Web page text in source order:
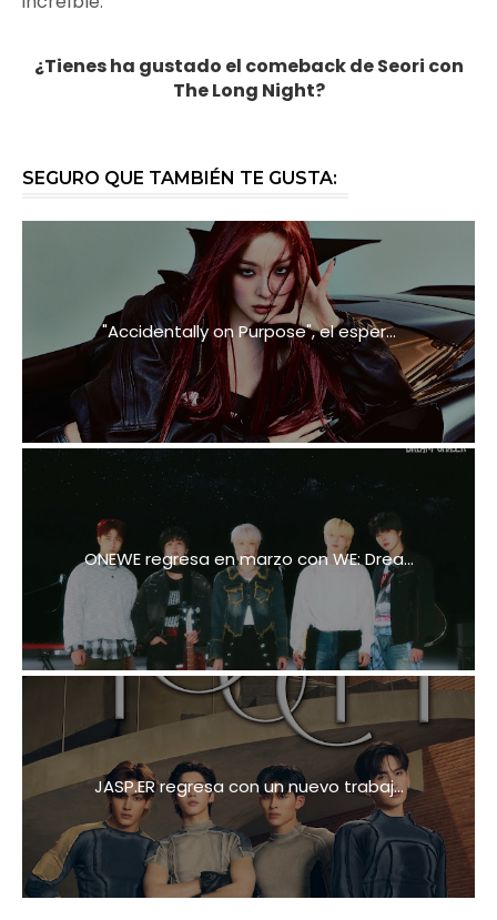
¿Tienes ha gustado el comeback de Seori con
The Long Night?
SEGURO QUE TAMBIÉN TE GUSTA:
"Accidentally on Purpose", el esper...
ONEWE regresa en marzo con WE: Drea...
JASP.ER regresa con un nuevo trabaj...